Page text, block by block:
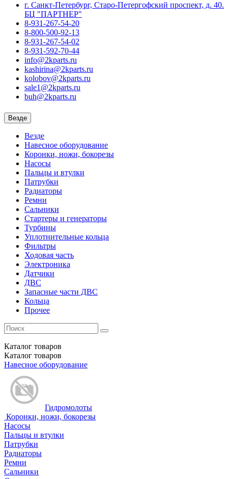
г. Санкт-Петербург, Старо-Петергофский проспект, д. 40.
БЦ "ПАРТНЕР"
8-931-267-54-20
8-800-500-92-13
8-931-267-54-02
8-931-592-70-44
info@2kparts.ru
kashirina@2kparts.ru
kolobov@2kparts.ru
sale1@2kparts.ru
buh@2kparts.ru
Везде
Везде
Навесное оборудование
Коронки, ножи, бокорезы
Насосы
Пальцы и втулки
Патрубки
Радиаторы
Ремни
Сальники
Стартеры и генераторы
Турбины
Уплотнительные кольца
Фильтры
Ходовая часть
Электроника
Датчики
ДВС
Запасные части ДВС
Кольца
Прочее
Каталог товаров
Каталог товаров
Навесное оборудование
Гидромолоты
Коронки, ножи, бокорезы
Насосы
Пальцы и втулки
Патрубки
Радиаторы
Ремни
Сальники